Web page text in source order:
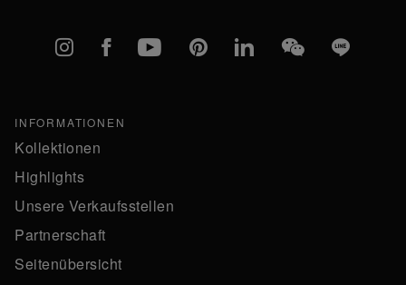
Instagram
FacebookYouTubePinterestlinkedInWeChatLine
INFORMATIONEN
Kollektionen
Highlights
Unsere Verkaufsstellen
Partnerschaft
Seitenübersicht